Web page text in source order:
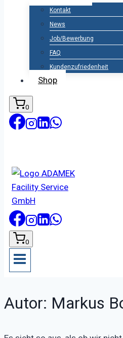
Kontakt
News
Job/Bewerbung
FAQ
Kundenzufriedenheit
Shop
0
0
Autor: Markus